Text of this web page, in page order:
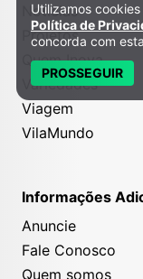
Notícias
Projetos
Quem Inova
Variedades
Viagem
VilaMundo
Informações
Anuncie
Fale Conosco
Quem somos
Política de
Utilizamos
Política de
concorda com
PROSSEGUIR